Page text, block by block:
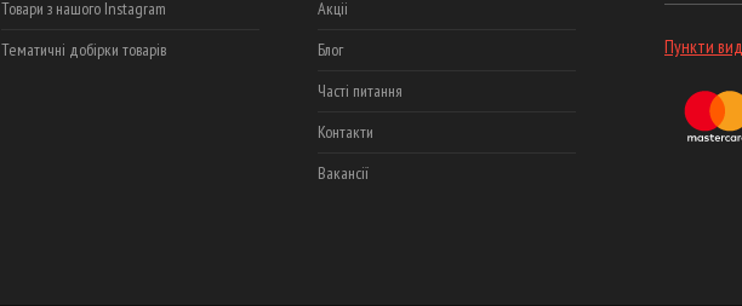
Товари з нашого Instagram
Тематичні добірки товарів
Акціі
Блог
Часті питання
Контакти
Вакансії
Пункти